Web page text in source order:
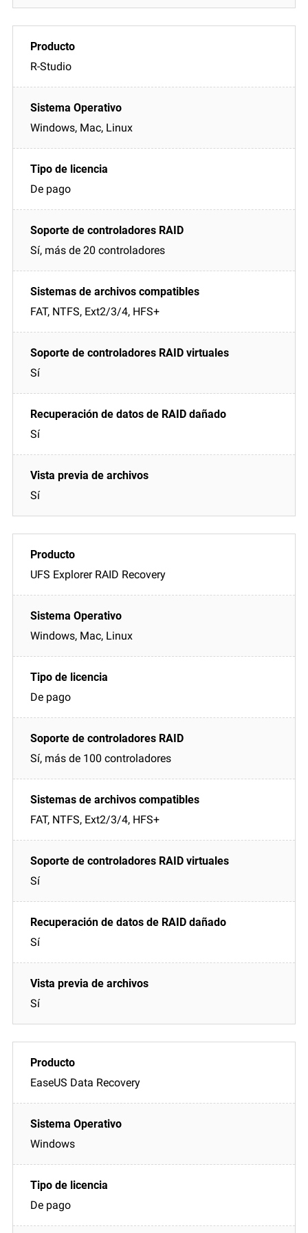
R-Studio
Windows, Mac, Linux
De pago
Sí, más de 20 controladores
FAT, NTFS, Ext2/3/4, HFS+
Sí
Sí
Sí
UFS Explorer RAID Recovery
Windows, Mac, Linux
De pago
Sí, más de 100 controladores
FAT, NTFS, Ext2/3/4, HFS+
Sí
Sí
Sí
EaseUS Data Recovery
Windows
De pago